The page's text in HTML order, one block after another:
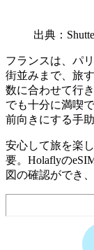
出典：
フランスは、パ
街並みまで、旅
数に合わせて行
でも十分に満喫
前向きにする手
安心して旅を楽
要。Holaflyの
図の確認ができ